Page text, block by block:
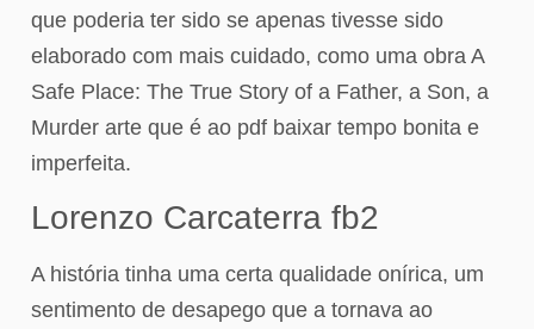
que poderia ter sido se apenas tivesse sido
elaborado com mais cuidado, como uma obra A
Safe Place: The True Story of a Father, a Son, a
Murder arte que é ao pdf baixar tempo bonita e
imperfeita.
Lorenzo Carcaterra fb2
A história tinha uma certa qualidade onírica, um
sentimento de desapego que a tornava ao